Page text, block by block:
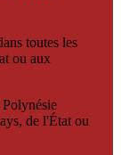
toutes les
ou aux
de l'État ou